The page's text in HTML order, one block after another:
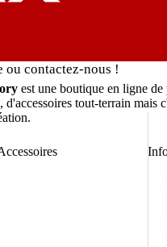
ou contactez-nous !
est une boutique en ligne de
tout-terrain mais